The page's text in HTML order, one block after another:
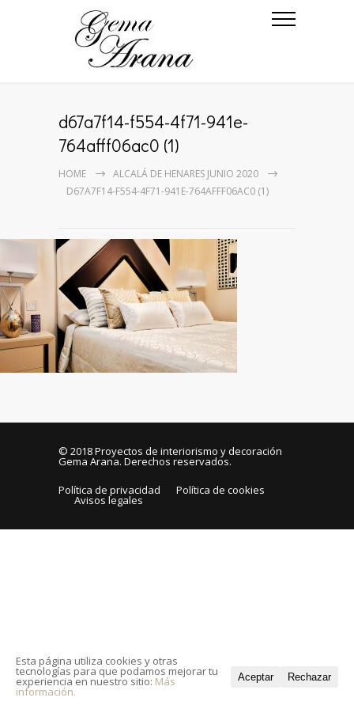
d67a7f14-f554-4f71-941e-
764afff06ac0 (1)
HOME
ALCALÁ DE HENARES JUNIO 2020
D67A7F14-F554-4F71-941E-764AFFF06AC0 (1)
© 2018Proyectos de interiorismo y decoración
Gema Arana. Derechos reservados.
Política de privacidad
Política de cookies
Avisos legales
Esta página utiliza cookies y otras
tecnologías para que podamos mejorar tu
experiencia en nuestro sitio: Más
información.
Aceptar Rechazar